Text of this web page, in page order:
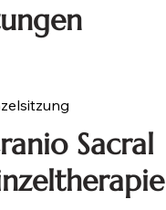
Sacral